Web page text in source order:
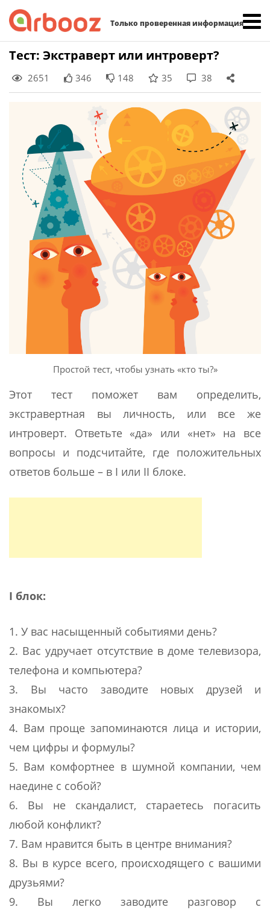
Только проверенная информация
Skip
content
Тест: Экстраверт или интроверт?
2651 346 148 35 38
Простой тест, чтобы узнать «кто ты?»
Этот тест поможет вам определить,
экстравертная вы личность, или все же
интроверт. Ответьте «да» или «нет» на все
вопросы и подсчитайте, где положительных
ответов больше – в І или ІІ блоке.
I блок:
1. У вас насыщенный событиями день?
2. Вас удручает отсутствие в доме телевизора,
телефона и компьютера?
3. Вы часто заводите новых друзей и
знакомых?
4. Вам проще запоминаются лица и истории,
чем цифры и формулы?
5. Вам комфортнее в шумной компании, чем
наедине с собой?
6. Вы не скандалист, стараетесь погасить
любой конфликт?
7. Вам нравится быть в центре внимания?
8. Вы в курсе всего, происходящего с вашими
друзьями?
9. Вы легко заводите разговор с
Найти: